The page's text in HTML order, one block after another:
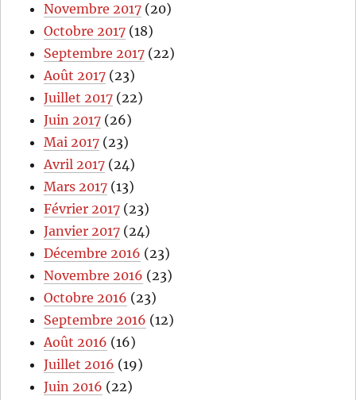
Novembre 2017 (20)
Octobre 2017 (18)
Septembre 2017 (22)
Août 2017 (23)
Juillet 2017 (22)
Juin 2017 (26)
Mai 2017 (23)
Avril 2017 (24)
Mars 2017 (13)
Février 2017 (23)
Janvier 2017 (24)
Décembre 2016 (23)
Novembre 2016 (23)
Octobre 2016 (23)
Septembre 2016 (12)
Août 2016 (16)
Juillet 2016 (19)
Juin 2016 (22)